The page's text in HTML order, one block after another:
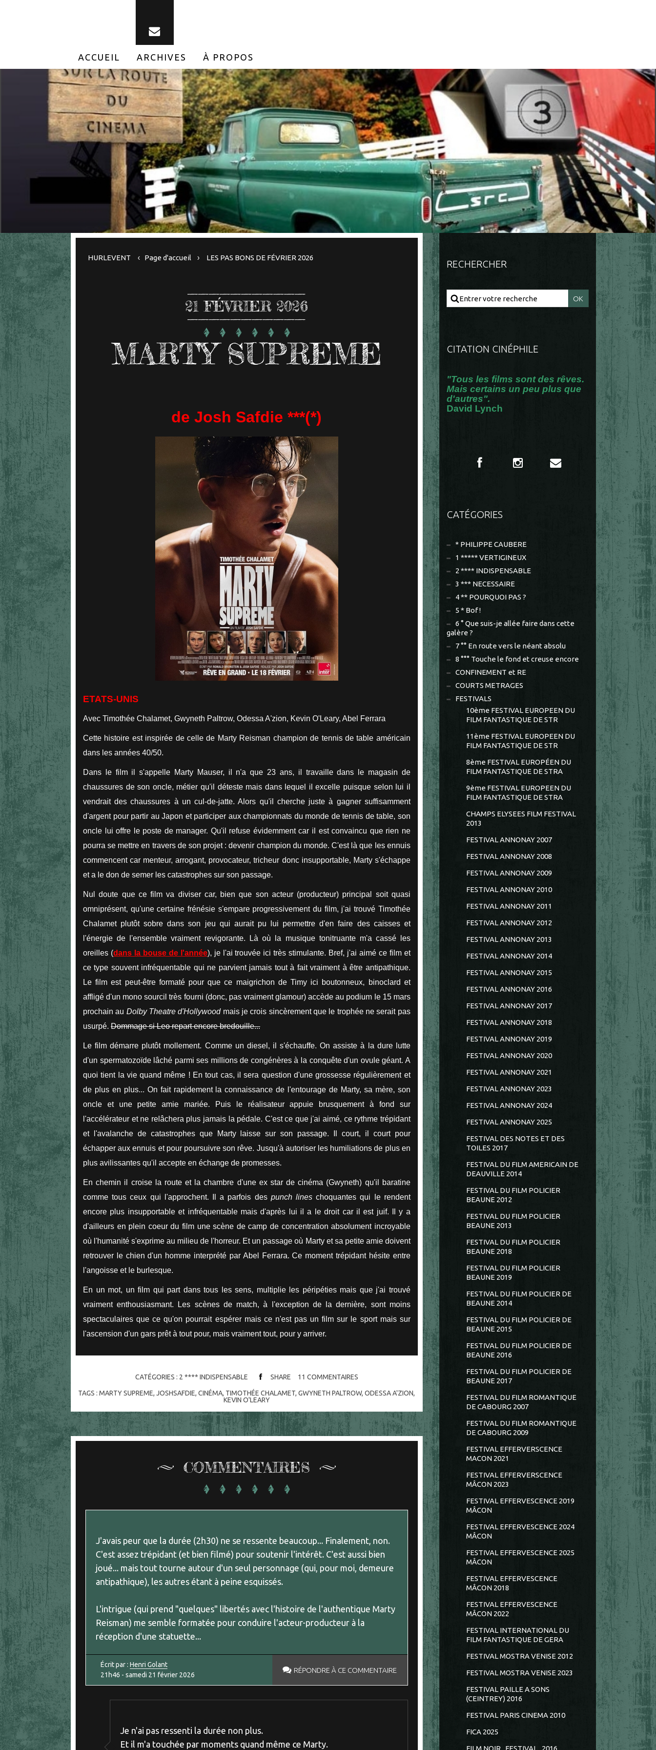
ACCUEIL ARCHIVES À PROPOS
HURLEVENT Page d'accueil LES PAS BONS DE FÉVRIER 2026
21 FÉVRIER 2026
MARTY SUPREME
de Josh Safdie ***(*)
ETATS-UNIS
Avec Timothée Chalamet, Gwyneth Paltrow, Odessa A'zion, Kevin O'Leary, Abel Ferrara
Cette histoire est inspirée de celle de Marty Reisman champion de tennis de table américain
dans les années 40/50.
Dans le film il s'appelle Marty Mauser, il n'a que 23 ans, il travaille dans le magasin de
chaussures de son oncle, métier qu'il déteste mais dans lequel il excelle puisque selon lui il
vendrait des chaussures à un cul-de-jatte. Alors qu'il cherche juste à gagner suffisamment
d'argent pour partir au Japon et participer aux championnats du monde de tennis de table, son
oncle lui offre le poste de manager. Qu'il refuse évidemment car il est convaincu que rien ne
pourra se mettre en travers de son projet : devenir champion du monde. C'est là que les ennuis
commencent car menteur, arrogant, provocateur, tricheur donc insupportable, Marty s'échappe
et a le don de semer les catastrophes sur son passage.
Nul doute que ce film va diviser car, bien que son acteur (producteur) principal soit quasi
omniprésent, qu'une certaine frénésie s'empare progressivement du film, j'ai trouvé Timothée
Chalamet plutôt sobre dans son jeu qui aurait pu lui permettre d'en faire des caisses et
l'énergie de l'ensemble vraiment revigorante. Là où la musique tonitruante m'a cassé les
oreilles (dans la bouse de l'année), je l'ai trouvée ici très stimulante. Bref, j'ai aimé ce film et
ce type souvent infréquentable qui ne parvient jamais tout à fait vraiment à être antipathique.
Le film est peut-être formaté pour que ce maigrichon de Timy ici boutonneux, binoclard et
affligé d'un mono sourcil très fourni (donc, pas vraiment glamour) accède au podium le 15 mars
prochain au Dolby Theatre d'Hollywood mais je crois sincèrement que le trophée ne serait pas
usurpé. Dommage si Leo repart encore bredouille...
Le film démarre plutôt mollement. Comme un diesel, il s'échauffe. On assiste à la dure lutte
d'un spermatozoïde lâché parmi ses millions de congénères à la conquête d'un ovule géant. A
quoi tient la vie quand même ! En tout cas, il sera question d'une grossesse régulièrement et
de plus en plus... On fait rapidement la connaissance de l'entourage de Marty, sa mère, son
oncle et une petite amie mariée. Puis le réalisateur appuie brusquement à fond sur
l'accélérateur et ne relâchera plus jamais la pédale. C'est ce que j'ai aimé, ce rythme trépidant
et l'avalanche de catastrophes que Marty laisse sur son passage. Il court, il court pour
échapper aux ennuis et pour poursuivre son rêve. Jusqu'à autoriser les humiliations de plus en
plus avilissantes qu'il accepte en échange de promesses.
En chemin il croise la route et la chambre d'une ex star de cinéma (Gwyneth) qu'il baratine
comme tous ceux qui l'approchent. Il a parfois des punch lineschoquantes qui le rendent
encore plus insupportable et infréquentable mais d'après lui il a le droit car il est juif. Il y a
d'ailleurs en plein coeur du film une scène de camp de concentration absolument incroyable
où l'humanité s'exprime au milieu de l'horreur. Et un passage où Marty et sa petite amie doivent
retrouver le chien d'un homme interprété par Abel Ferrara. Ce moment trépidant hésite entre
l'angoisse et le burlesque.
En un mot, un film qui part dans tous les sens, multiplie les péripéties mais que j'ai trouvé
vraiment enthousiasmant. Les scènes de match, à l'exception de la dernière, sont moins
spectaculaires que ce qu'on pourrait espérer mais ce n'est pas un film sur le sport mais sur
l'ascension d'un gars prêt à tout pour, mais vraiment tout, pour y arriver.
CATÉGORIES : 2 **** INDISPENSABLE SHARE 11 COMMENTAIRES
TAGS :MARTY SUPREME,JOSHSAFDIE,CINÉMA, TIMOTHÉE CHALAMET,GWYNETH PALTROW,ODESSA A'ZION,
KEVIN O'LEARY
COMMENTAIRES
J'avais peur que la durée (2h30) ne se ressente beaucoup... Finalement, non.
C'est assez trépidant (et bien filmé) pour soutenir l'intérêt. C'est aussi bien
joué... mais tout tourne autour d'un seul personnage (qui, pour moi, demeure
antipathique), les autres étant à peine esquissés.
L'intrigue (qui prend "quelques" libertés avec l'histoire de l'authentique Marty
Reisman) me semble formatée pour conduire l'acteur-producteur à la
réception d'une statuette...
Écrit par : Henri Golant
21h46 - samedi 21 février 2026
RÉPONDRE À CE COMMENTAIRE
Je n'ai pas ressenti la durée non plus.
Et il m'a touchée par moments quand même ce Marty.
RECHERCHER
CITATION CINÉPHILE
"Tous les films sont des rêves.
Mais certains un peu plus que
d'autres".
David Lynch
CATÉGORIES
* PHILIPPE CAUBERE
1 ***** VERTIGINEUX
2 **** INDISPENSABLE
3 *** NECESSAIRE
4 ** POURQUOI PAS ?
5 * Bof !
6 ° Que suis-je allée faire dans cette
galère ?
7 °° En route vers le néant absolu
8 °°° Touche le fond et creuse encore
CONFINEMENT et RE
COURTS METRAGES
FESTIVALS
10ème FESTIVAL EUROPEEN DU
FILM FANTASTIQUE DE STR
11ème FESTIVAL EUROPEEN DU
FILM FANTASTIQUE DE STR
8ème FESTIVAL EUROPÉEN DU
FILM FANTASTIQUE DE STRA
9ème FESTIVAL EUROPEEN DU
FILM FANTASTIQUE DE STRA
CHAMPS ELYSEES FILM FESTIVAL
2013
FESTIVAL ANNONAY 2007
FESTIVAL ANNONAY 2008
FESTIVAL ANNONAY 2009
FESTIVAL ANNONAY 2010
FESTIVAL ANNONAY 2011
FESTIVAL ANNONAY 2012
FESTIVAL ANNONAY 2013
FESTIVAL ANNONAY 2014
FESTIVAL ANNONAY 2015
FESTIVAL ANNONAY 2016
FESTIVAL ANNONAY 2017
FESTIVAL ANNONAY 2018
FESTIVAL ANNONAY 2019
FESTIVAL ANNONAY 2020
FESTIVAL ANNONAY 2021
FESTIVAL ANNONAY 2023
FESTIVAL ANNONAY 2024
FESTIVAL ANNONAY 2025
FESTIVAL DES NOTES ET DES
TOILES 2017
FESTIVAL DU FILM AMERICAIN DE
DEAUVILLE 2014
FESTIVAL DU FILM POLICIER
BEAUNE 2012
FESTIVAL DU FILM POLICIER
BEAUNE 2013
FESTIVAL DU FILM POLICIER
BEAUNE 2018
FESTIVAL DU FILM POLICIER
BEAUNE 2019
FESTIVAL DU FILM POLICIER DE
BEAUNE 2014
FESTIVAL DU FILM POLICIER DE
BEAUNE 2015
FESTIVAL DU FILM POLICIER DE
BEAUNE 2016
FESTIVAL DU FILM POLICIER DE
BEAUNE 2017
FESTIVAL DU FILM ROMANTIQUE
DE CABOURG 2007
FESTIVAL DU FILM ROMANTIQUE
DE CABOURG 2009
FESTIVAL EFFERVERSCENCE
MACON 2021
FESTIVAL EFFERVERSCENCE
MÂCON 2023
FESTIVAL EFFERVESCENCE 2019
MÂCON
FESTIVAL EFFERVESCENCE 2024
MÂCON
FESTIVAL EFFERVESCENCE 2025
MÂCON
FESTIVAL EFFERVESCENCE
MÂCON 2018
FESTIVAL EFFERVESCENCE
MÂCON 2022
FESTIVAL INTERNATIONAL DU
FILM FANTASTIQUE DE GERA
FESTIVAL MOSTRA VENISE 2012
FESTIVAL MOSTRA VENISE 2023
FESTIVAL PAILLE A SONS
(CEINTREY) 2016
FESTIVAL PARIS CINEMA 2010
FICA 2025